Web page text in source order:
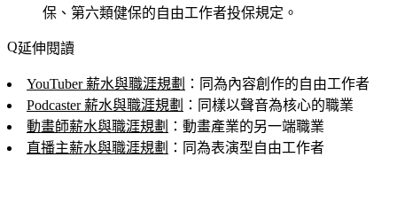
保、第六類健保的自由工作者投保規定。
延伸閱讀
YouTuber 薪水與職涯規劃 ：同為內容創作的自由工作者
Podcaster 薪水與職涯規劃 ：同樣以聲音為核心的職業
動畫師薪水與職涯規劃 ：動畫產業的另一端職業
直播主薪水與職涯規劃 ：同為表演型自由工作者